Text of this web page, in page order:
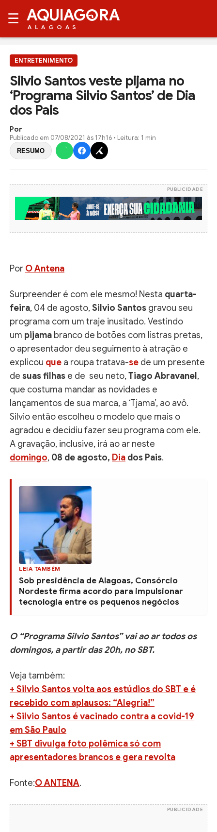
☰ AQUIAG RA
ALAGOAS
ENTRETENIMENTO
Silvio Santos veste pijama no
‘Programa Silvio Santos’ de Dia
dos Pais
Por
Publicado em 07/08/2021 às 17h16 • Leitura: 1 min
RESUMO
PUBLICIDADE
Por O Antena
Surpreender é com ele mesmo! Nesta quarta-
feira, 04 de agosto,Silvio Santos gravou seu
programa com um traje inusitado. Vestindo
um pijama branco de botões com listras pretas,
o apresentador deu seguimento à atração e
explicou que a roupa tratava-se de um presente
de suas filhas e de seu neto,Tiago Abravanel ,
que costuma mandar as novidades e
lançamentos de sua marca, a ‘Tjama’, ao avô.
Silvio então escolheu o modelo que mais o
agradou e decidiu fazer seu programa com ele.
A gravação, inclusive, irá ao ar neste
domingo, 08 de agosto, Dia dos Pais.
LEIA TAMBÉM
Sob presidência de Alagoas, Consórcio
Nordeste firma acordo para impulsionar
tecnologia entre os pequenos negócios
O “Programa Silvio Santos” vai ao ar todos os
domingos, a partir das 20h, no SBT.
Veja também:
+ Silvio Santos volta aos estúdios do SBT e é
recebido com aplausos: “Alegria!”
+ Silvio Santos é vacinado contra a covid-19
em São Paulo
+ SBT divulga foto polêmica só com
apresentadores brancos e gera revolta
Fonte:O ANTENA.
PUBLICIDADE